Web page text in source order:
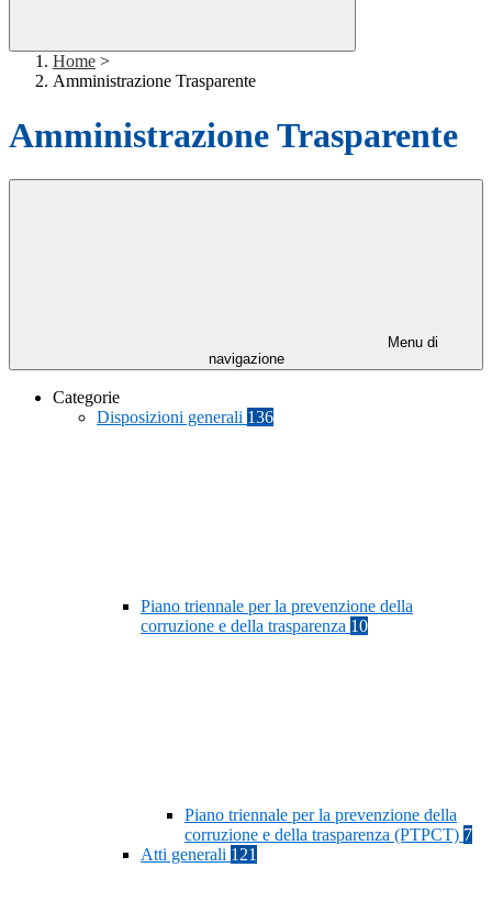
Home >
Amministrazione Trasparente
Amministrazione Trasparente
Menu di
navigazione
Categorie
Disposizioni generali 136
Piano triennale per la prevenzione della
corruzione e della trasparenza 10
Piano triennale per la prevenzione della
corruzione e della trasparenza (PTPCT) 7
Atti generali 121